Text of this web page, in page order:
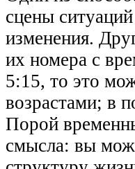
сцены
изменения.
их номера с
5:15, то это
возрастами; в
Порой
смысла: вы